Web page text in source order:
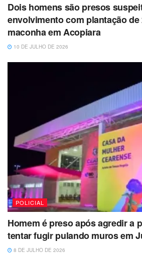
Dois homens são presos
envolvimento com plantação de
maconha em Acopiara
10 DE JULHO DE 2026
POLICIAL
Homem é preso após agredir a
tentar fugir pulando muros em
8 DE JULHO DE 2026